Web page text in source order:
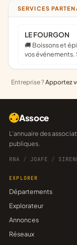
SERVICES
LE FOURGON
🚚 Boissons et épicerie consignées, livrées et reprises pour
vos événements.
Entreprise ?Apportez
Assoce
L'annuaire des associations françaises, construit sur les données
publiques.
RNA / JOAFE /
EXPLORER
Départements
Explorateur
Annonces
Réseaux